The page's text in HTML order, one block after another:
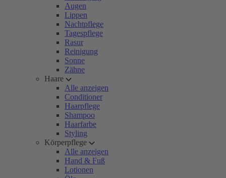
Augen
Lippen
Nachtpflege
Tagespflege
Rasur
Reinigung
Sonne
Zähne
Haare
Alle anzeigen
Conditioner
Haarpflege
Shampoo
Haarfarbe
Styling
Körperpflege
Alle anzeigen
Hand & Fuß
Lotionen